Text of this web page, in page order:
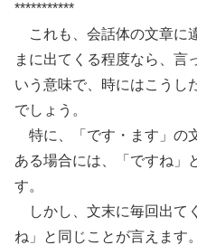
***********
これも、会話体の文章に
まに出てくる程度なら、言
いう意味で、時にはこうし
でしょう。
特に、「です・ます」の
ある場合には、「ですね」
す。
しかし、文末に毎回出て
ね」と同じことが言えます。